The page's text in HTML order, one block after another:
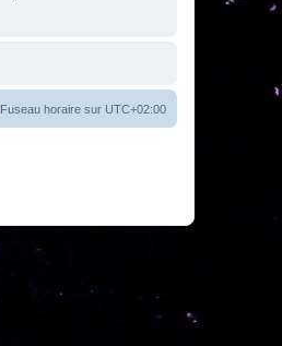
Fuseau horaire sur UTC+02:00